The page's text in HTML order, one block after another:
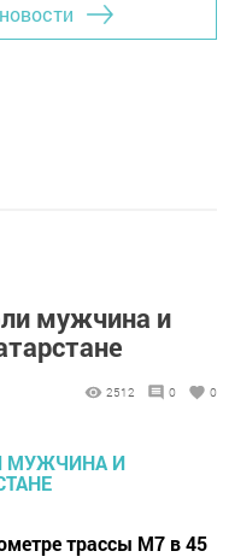
мужчина и
2512 0 0
трассы М7 в 45